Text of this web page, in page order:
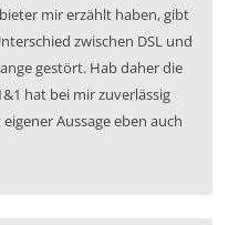
mir erzählt haben, gibt
zwischen DSL und
gestört. Hab daher die
hat bei mir zuverlässig
Aussage eben auch